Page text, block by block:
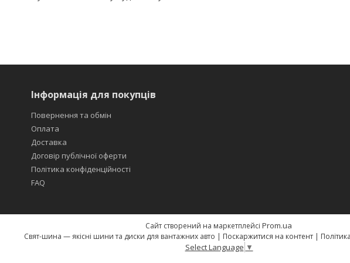
Інформація для покупців
Повернення та обмін
Оплата
Доставка
Договір публічної оферти
Політика конфіденційності
FAQ
Сайт створений на маркетплейсі Prom.ua
Свят-шина — якісні шини та диски для вантажних авто | Поскаржитися на контент |
Select Language ▼